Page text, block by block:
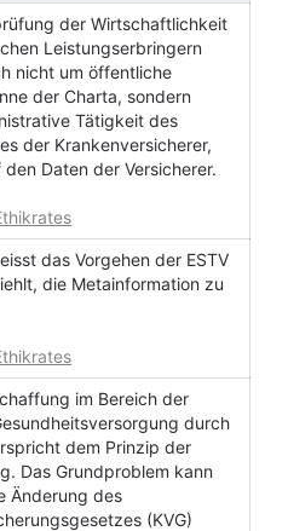
der Wirtschaftlichkeit
Leistungserbringern
nicht um öffentliche
der Charta, sondern
Tätigkeit des
der Krankenversicherer,
Daten der Versicherer.
das Vorgehen der ESTV
die Metainformation zu
im Bereich der
durch
dem Prinzip der
Das Grundproblem kann
Änderung des
(KVG)